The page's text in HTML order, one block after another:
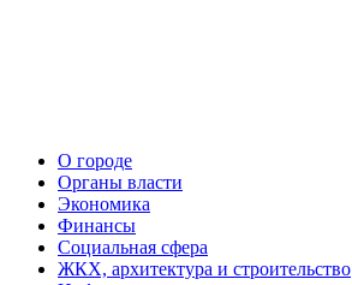
О городе
Органы власти
Экономика
Финансы
Социальная сфера
ЖКХ, архитектура и строительство